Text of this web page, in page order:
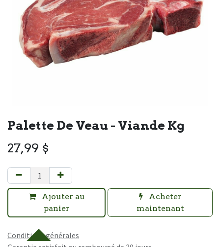
Palette De Veau - Viande Kg
27,99 $
Ajouter au
panier
Acheter
maintenant
Conditions générales